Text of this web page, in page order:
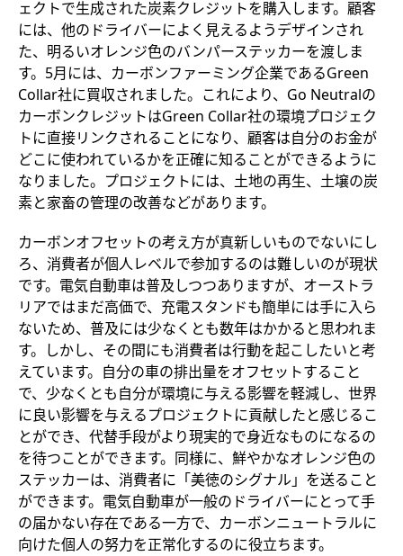
ェクトで生成された炭素クレジットを購入します。顧客
には、他のドライバーによく見えるようデザインされ
た、明るいオレンジ色のバンパーステッカーを渡しま
す。5月には、カーボンファーミング企業であるGreen
Collar社に買収されました。これにより、Go Neutralの
カーボンクレジットはGreen Collar社の環境プロジェク
トに直接リンクされることになり、顧客は自分のお金が
どこに使われているかを正確に知ることができるように
なりました。プロジェクトには、土地の再生、土壌の炭
素と家畜の管理の改善などがあります。
カーボンオフセットの考え方が真新しいものでないにし
ろ、消費者が個人レベルで参加するのは難しいのが現状
です。電気自動車は普及しつつありますが、オーストラ
リアではまだ高価で、充電スタンドも簡単には手に入ら
ないため、普及には少なくとも数年はかかると思われま
す。しかし、その間にも消費者は行動を起こしたいと考
えています。自分の車の排出量をオフセットすること
で、少なくとも自分が環境に与える影響を軽減し、世界
に良い影響を与えるプロジェクトに貢献したと感じるこ
とができ、代替手段がより現実的で身近なものになるの
を待つことができます。同様に、鮮やかなオレンジ色の
ステッカーは、消費者に「美徳のシグナル」を送ること
ができます。電気自動車が一般のドライバーにとって手
の届かない存在である一方で、カーボンニュートラルに
向けた個人の努力を正常化するのに役立ちます。